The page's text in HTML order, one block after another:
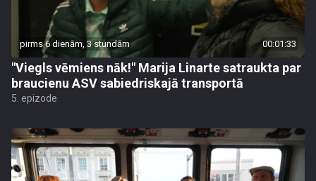
pirms 6 dienām, 3 stundām 00:01:33
"Viegls vēmiens nāk!" Marija Linarte satraukta par
braucienu ASV sabiedriskajā transportā
5. epizode